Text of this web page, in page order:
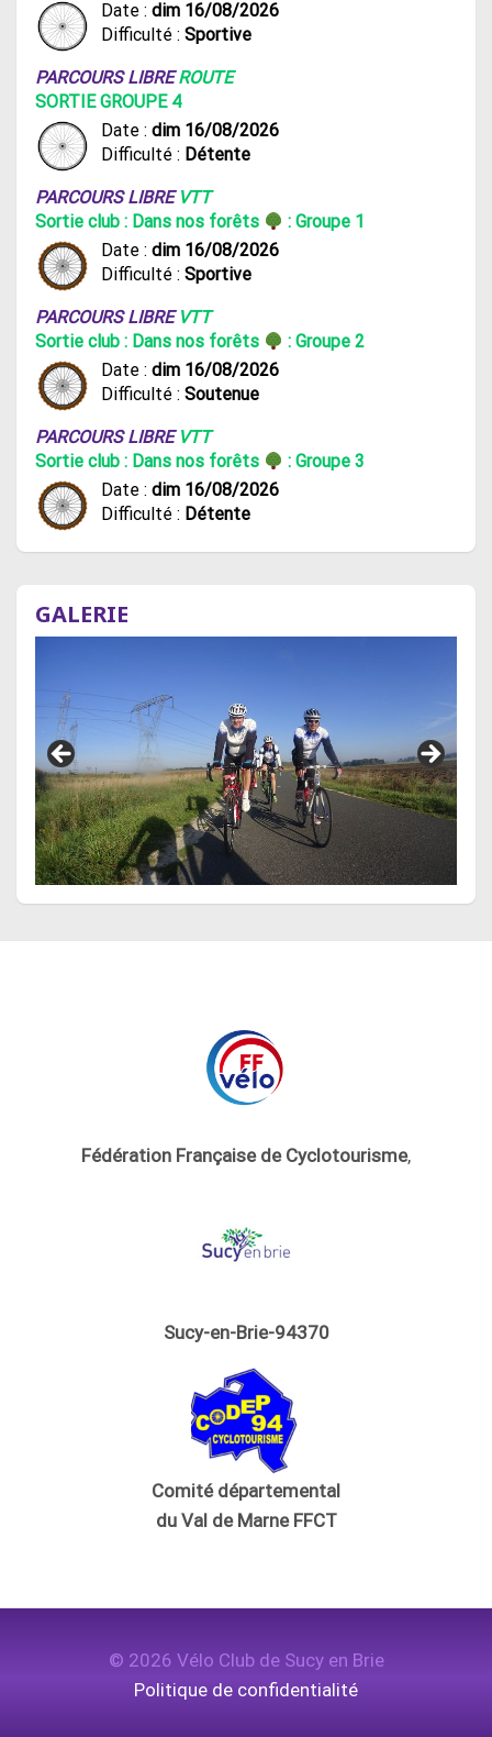
Date : dim 16/08/2026
Difficulté : Sportive
PARCOURS LIBREROUTE
SORTIE GROUPE 4
Date : dim 16/08/2026
Difficulté : Détente
PARCOURS LIBRE VTT
Sortie club : Dans nos forêts
: Groupe 1
Date : dim 16/08/2026
Difficulté : Sportive
PARCOURS LIBRE VTT
Sortie club : Dans nos forêts
: Groupe 2
Date : dim 16/08/2026
Difficulté : Soutenue
PARCOURS LIBRE VTT
Sortie club : Dans nos forêts
: Groupe 3
Date : dim 16/08/2026
Difficulté : Détente
GALERIE
Fédération Française de Cyclotourisme,
Sucy-en-Brie-94370
Comité départemental
du Val de Marne FFCT
© 2026 Vélo Club de Sucy en Brie
Politique de confidentialité